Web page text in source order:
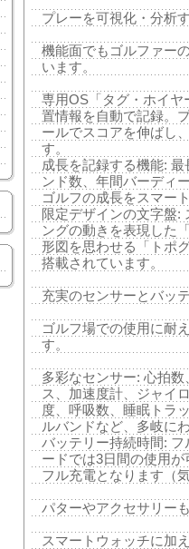
プレーを可視化・分析
機能面でもゴルファー
います。
専用OS「タグ・ホイヤ
置情報を自動で記録。
ールでスコアを伸ばし
す。
成長を記録する機能:
ンド数、年間バーディ
ゴルフの成長をスマー
限定デザインの文字盤:
ングの動きを表現した
形図を思わせる「トポ
搭載されています。
充実のセンサーとバッ
ゴルフ場での使用に耐
す。
多彩なセンサー: 心拍
ス、加速度計、ジャイ
度、呼吸数、睡眠トラ
ルバンドなど、多岐に
バッテリー持続時間:
ードでは3日間の使用
フル充電となります（
パターやアクセサリー
スマートウォッチに加